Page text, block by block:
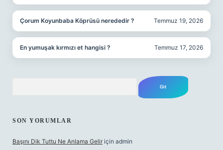
Çorum Koyunbaba Köprüsü nerededir ? Temmuz 19, 2026
En yumuşak kırmızı et hangisi ? Temmuz 17, 2026
SON YORUMLAR
Başını Dik Tuttu Ne Anlama Gelir için admin